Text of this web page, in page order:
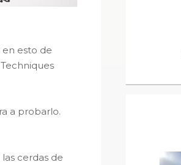
esto de
a probarlo.
cerdas de